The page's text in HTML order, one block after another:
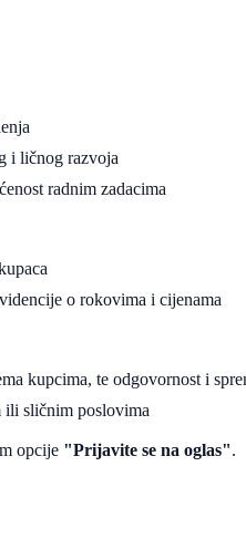
i ličnog razvoja
radnim zadacima
o rokovima i cijenama
kupcima, te odgovornost i
ili sličnim poslovima
opcije "Prijavite se na oglas".